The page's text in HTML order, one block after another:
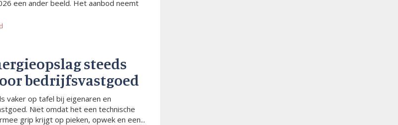
een ander beeld. Het aanbod neemt
steeds
bedrijfsvastgoed
vaker op tafel bij eigenaren en
Niet omdat het een technische
grip krijgt op pieken, opwek en een...